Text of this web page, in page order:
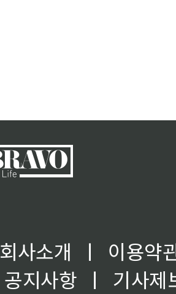
회사소개 ㅣ
이용약
공지사항
ㅣ
기사제